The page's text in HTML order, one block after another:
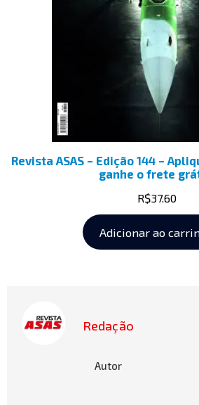
Revista ASAS – Edição 144 –
ganhe o frete
R$37.60
Adicionar ao
Redação
Autor